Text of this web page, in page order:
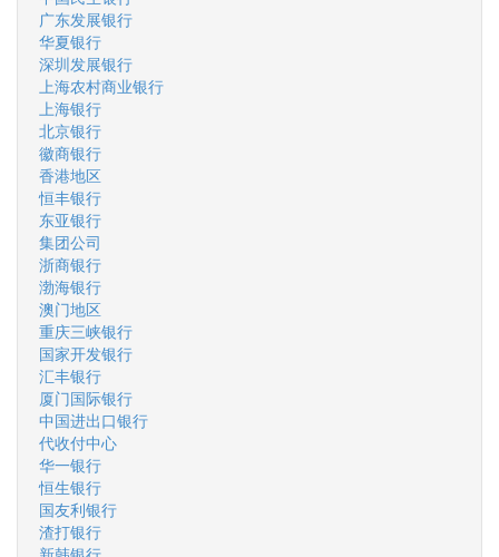
广东发展银行
华夏银行
深圳发展银行
上海农村商业银行
上海银行
北京银行
徽商银行
香港地区
恒丰银行
东亚银行
集团公司
浙商银行
渤海银行
澳门地区
重庆三峡银行
国家开发银行
汇丰银行
厦门国际银行
中国进出口银行
代收付中心
华一银行
恒生银行
国友利银行
渣打银行